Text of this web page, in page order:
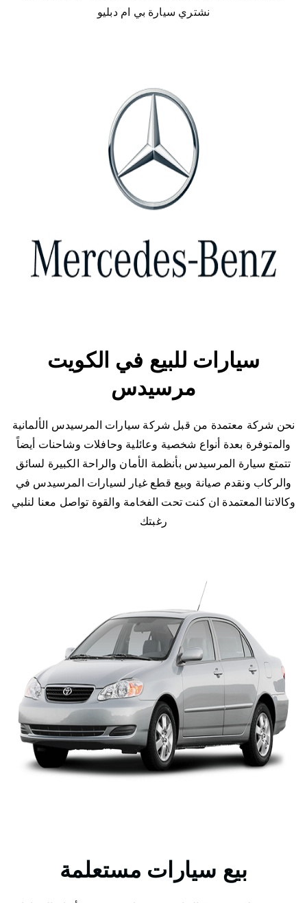
نشتري سيارة بي ام دبليو
سيارات للبيع في الكويت
مرسيدس
نحن شركة معتمدة من قبل شركة سيارات المرسيدس الألمانية
والمتوفرة بعدة أنواع شخصية وعائلية وحافلات وشاحنات أيضاً
تتمتع سيارة المرسيدس بأنظمة الأمان والراحة الكبيرة لسائق
والركاب ونقدم صيانة وبيع قطع غيار لسيارات المرسيدس في
وكالاتنا المعتمدة ان كنت تحت الفخامة والقوة تواصل معنا لنلبي
رغبتك
بيع سيارات مستعلمة